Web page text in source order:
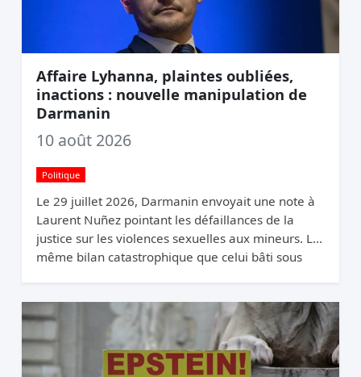
Affaire Lyhanna, plaintes oubliées,
inactions : nouvelle manipulation de
Darmanin
10 août 2026
Politique
Le 29 juillet 2026, Darmanin envoyait une note à
Laurent Nuñez pointant les défaillances de la
justice sur les violences sexuelles aux mineurs. Le
même bilan catastrophique que celui bâti sous